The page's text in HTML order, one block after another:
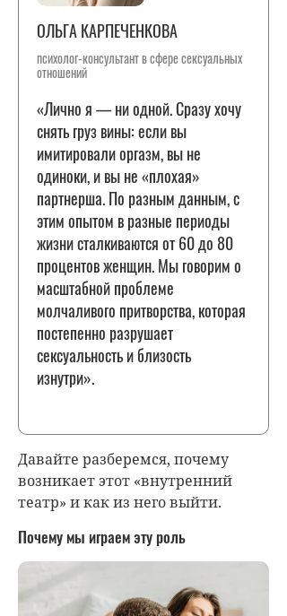
ОЛЬГА КАРПЕЧЕНКОВА
психолог-консультант в сфере сексуальных
отношений
«Лично я — ни одной. Сразу хочу
снять груз вины: если вы
имитировали оргазм, вы не
одиноки, и вы не «плохая»
партнерша. По разным данным, с
этим опытом в разные периоды
жизни сталкиваются от 60 до 80
процентов женщин. Мы говорим о
масштабной проблеме
молчаливого притворства, которая
постепенно разрушает
сексуальность и близость
изнутри».
Давайте разберемся, почему
возникает этот «внутренний
театр» и как из него выйти.
Почему мы играем эту роль